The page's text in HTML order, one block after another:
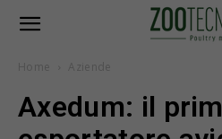
Home Aziende
Axedum: il